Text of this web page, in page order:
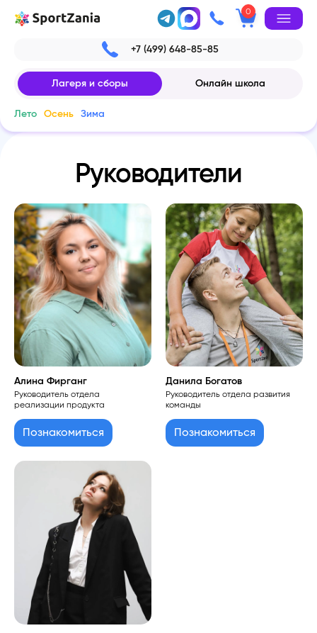
0
+7 (499) 648-85-85
Лагеря и сборы Онлайн школа
Лето Осень Зима
Руководители
Алина Фирганг
Руководитель отдела
реализации продукта
Познакомиться
Данила Богатов
Руководитель отдела развития
команды
Познакомиться